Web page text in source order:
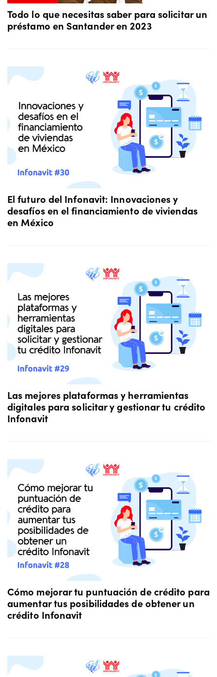
Todo lo que necesitas saber para solicitar un
préstamo en Santander en 2023
El futuro del Infonavit: Innovaciones y
desafíos en el financiamiento de viviendas
en México
Las mejores plataformas y herramientas
digitales para solicitar y gestionar tu crédito
Infonavit
Cómo mejorar tu puntuación de crédito para
aumentar tus posibilidades de obtener un
crédito Infonavit